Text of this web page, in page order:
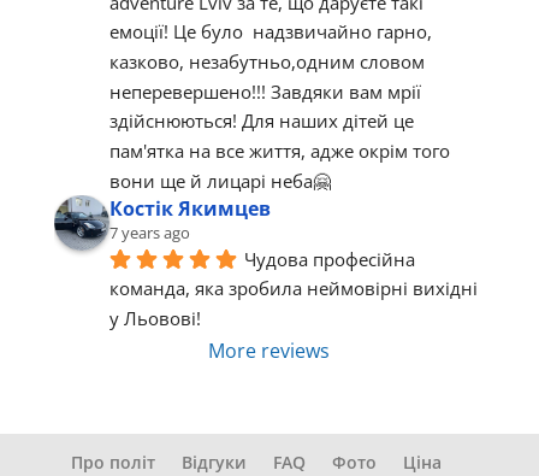
емоції! Це було  надзвичайно гарно,
казково, незабутньо,одним словом
неперевершено!!! Завдяки вам мрії
здійснюються! Для наших дітей це
пам'ятка на все життя, адже окрім того
вони ще й лицарі неба🤗
Костік Якимцев
7 years ago
Чудова професійна
команда, яка зробила неймовірні вихідні
у Льовові!
More reviews
Про політ Відгуки FAQ Фото
Ціна